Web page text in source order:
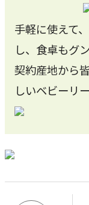
手軽に使えて
し、食卓もグ
契約産地から
しいベビーリ